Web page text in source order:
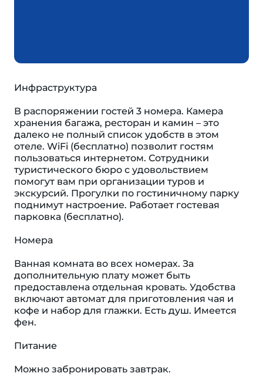
Инфраструктура
В распоряжении гостей 3 номера. Камера
хранения багажа, ресторан и камин – это
далеко не полный список удобств в этом
отеле. WiFi (бесплатно) позволит гостям
пользоваться интернетом. Сотрудники
туристического бюро с удовольствием
помогут вам при организации туров и
экскурсий. Прогулки по гостиничному парку
поднимут настроение. Работает гостевая
парковка (бесплатно).
Номера
Ванная комната во всех номерах. За
дополнительную плату может быть
предоставлена отдельная кровать. Удобства
включают автомат для приготовления чая и
кофе и набор для глажки. Eсть душ. Имеется
фен.
Питание
Можно забронировать завтрак.